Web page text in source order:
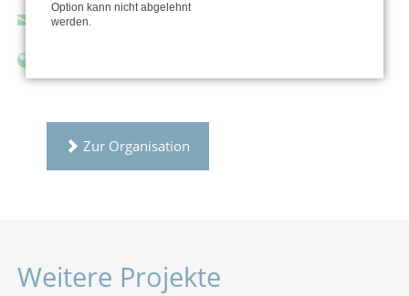
spendenbuchhaltung@diakonie-sachsen.de
Zur Organisation
Weitere Projekte
Option kann nicht abgelehnt
werden.